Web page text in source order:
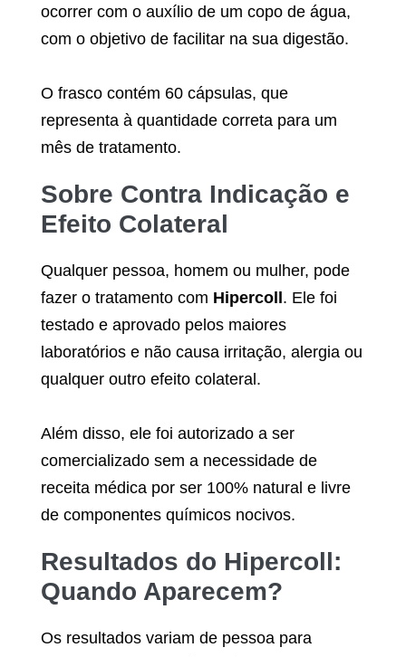
ocorrer com o auxílio de um copo de água,
com o objetivo de facilitar na sua digestão.
O frasco contém 60 cápsulas, que
representa à quantidade correta para um
mês de tratamento.
Sobre Contra Indicação e
Efeito Colateral
Qualquer pessoa, homem ou mulher, pode
fazer o tratamento com Hipercoll . Ele foi
testado e aprovado pelos maiores
laboratórios e não causa irritação, alergia ou
qualquer outro efeito colateral.
Além disso, ele foi autorizado a ser
comercializado sem a necessidade de
receita médica por ser 100% natural e livre
de componentes químicos nocivos.
Resultados do Hipercoll:
Quando Aparecem?
Os resultados variam de pessoa para